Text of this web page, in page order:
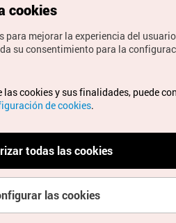
de Turismo de Corea. Todos los
cuestiones relacionadas con el
al correoelectrónico oficial:
cookies
para mejorar la experiencia del
su consentimiento para la
cookies y sus finalidades, puede
de cookies.
todas las cookies
las cookies